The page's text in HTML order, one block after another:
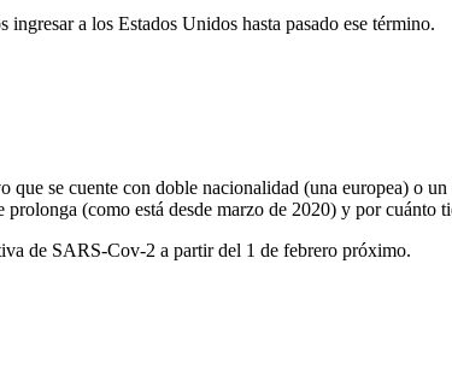
a los Estados Unidos hasta pasado ese término.
se cuente con doble nacionalidad (una europea) o
(como está desde marzo de 2020) y por cuánto
de SARS-Cov-2 a partir del 1 de febrero próximo.